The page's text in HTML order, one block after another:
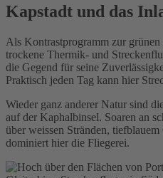
Kapstadt und das
Als Kontrastprogramm zur
trockene Thermik- und
die Gegend für seine
Praktisch jeden Tag kann hier
Wieder ganz anderer Natur sind
auf der Kaphalbinsel. Soaren an
über weissen Stränden,
dominiert hier die Fliegerei.